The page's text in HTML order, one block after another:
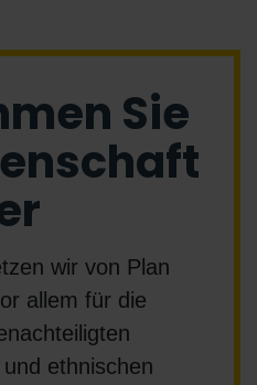
Sie
wir von Plan
allem für die
ethnischen